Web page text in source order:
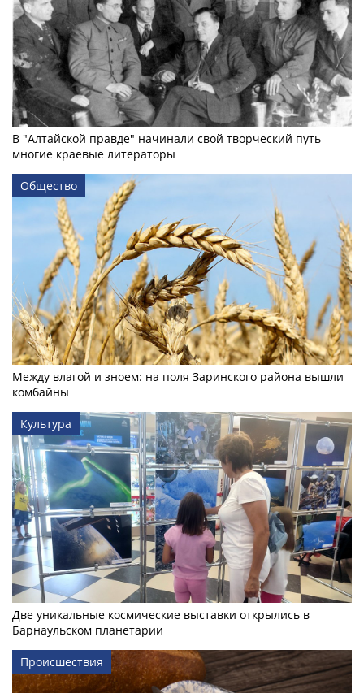
В "Алтайской правде" начинали свой творческий путь
многие краевые литераторы
Общество
Между влагой и зноем: на поля Заринского района вышли
комбайны
Культура
Две уникальные космические выставки открылись в
Барнаульском планетарии
Происшествия